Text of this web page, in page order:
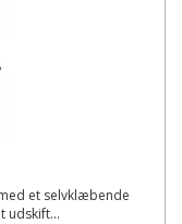
et selvklæbende
udskift...